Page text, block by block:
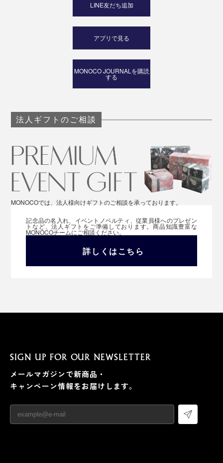
LINE友だち追加
アプリで見る
MONOCO JOURNALを購読
する
法人ギフトのご相談
MONOCOでは、法人様向けギフトのご相談を承っております。
記念品の名入れ、イベントノベルティ、従業員様へのプレゼン
トなど、法人ギフトをご準備しております。商品知識豊富な
MONOCOチームにご相談ください。
詳しくはこちら
SIGN UP FOR OUR NEWSLETTER
メールマガジンで新商品・
キャンペーン情報をお届けします。